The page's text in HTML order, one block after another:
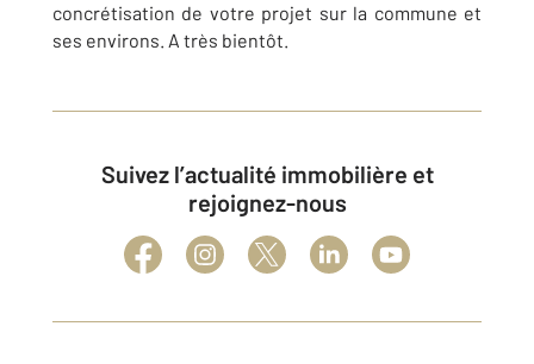
concrétisation de votre projet sur la commune et
ses environs. A très bientôt.
Suivez l’actualité immobilière et
rejoignez-nous